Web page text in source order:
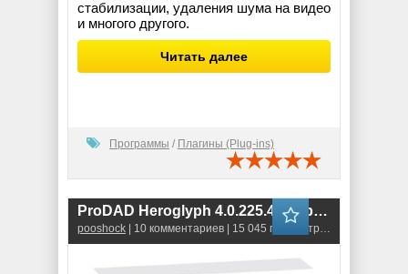
стабилизации, удаления шума на видео
и многого другого.
Читать далее
Программы / Плагины (Plug-ins)
ProDAD Heroglyph 4.0.225.4 (32-bit) \ 4.0.230.1 (64-bit)
pooshock | 10 комментариев | 15 045 просмотров